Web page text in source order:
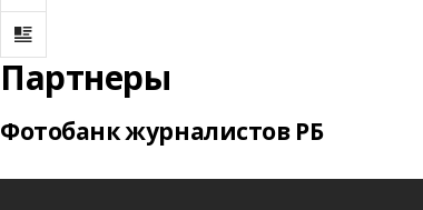
Партнеры
Фотобанк журналистов РБ